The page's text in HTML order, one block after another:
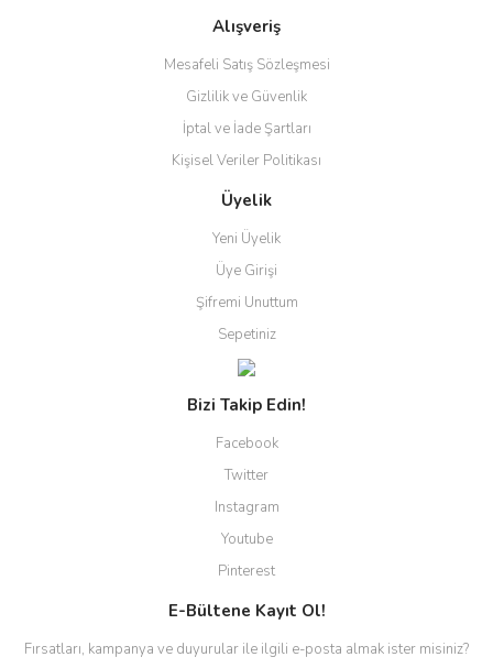
Alışveriş
Mesafeli Satış Sözleşmesi
Gizlilik ve Güvenlik
İptal ve İade Şartları
Kişisel Veriler Politikası
Üyelik
Yeni Üyelik
Üye Girişi
Şifremi Unuttum
Sepetiniz
Bizi Takip Edin!
Facebook
Twitter
Instagram
Youtube
Pinterest
E-Bültene Kayıt Ol!
Fırsatları, kampanya ve duyurular ile ilgili e-posta almak ister misiniz?